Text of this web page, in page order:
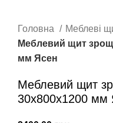
Головна
Меблеві
Меблевий щит
мм Ясен
Меблевий щит
30х800х1200 мм